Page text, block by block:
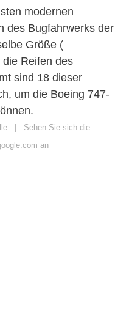
modernen
des Bugfahrwerks der
Größe (
Reifen des
sind 18 dieser
um die Boeing 747-
| Sehen Sie sich die
an